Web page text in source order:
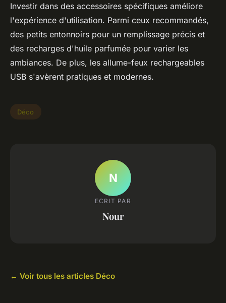
Investir dans des accessoires spécifiques améliore
l'expérience d'utilisation. Parmi ceux recommandés,
des petits entonnoirs pour un remplissage précis et
des recharges d'huile parfumée pour varier les
ambiances. De plus, les allume-feux rechargeables
USB s'avèrent pratiques et modernes.
Déco
N
ECRIT PAR
Nour
← Voir tous les articles Déco